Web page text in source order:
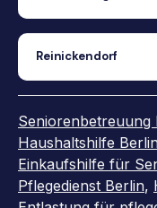
Reinickendorf
Seniorenbetreuung
Haushaltshilfe
Einkaufshilfe für
Pflegedienst Berlin,